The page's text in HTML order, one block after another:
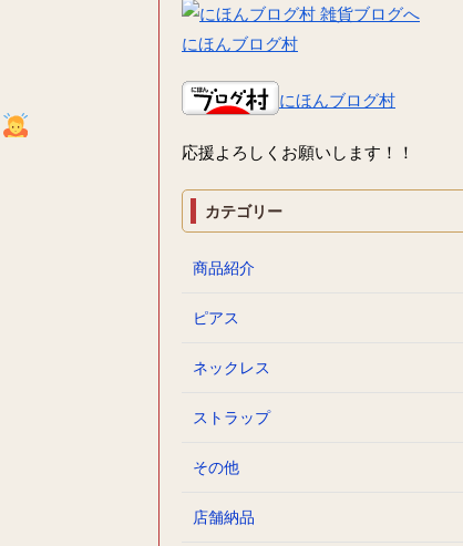
にほんブログ村
にほんブログ村
応援よろしくお願いします！！
カテゴリー
商品紹介
ピアス
ネックレス
ストラップ
その他
店舗納品